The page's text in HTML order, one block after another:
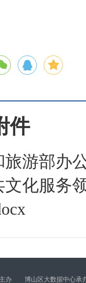
件
旅游部办
文化服务
主办 博山区大数据中心承